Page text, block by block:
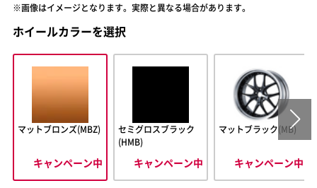
※画像はイメージとなります。実際と異なる場合があります。
ホイールカラーを選択
マットブロンズ(MBZ)
キャンペーン中
セミグロスブラック
(HMB)
キャンペーン中
マットブラック(MB)
キャンペーン中